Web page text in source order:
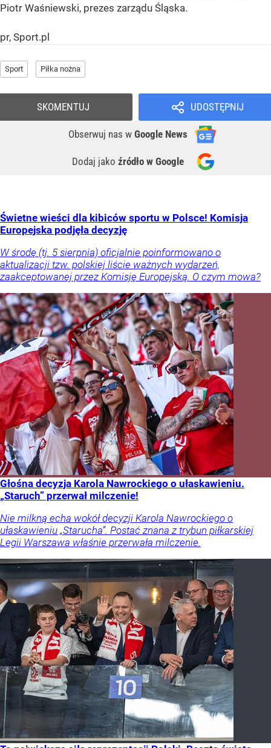
Piotr Waśniewski, prezes zarządu Śląska.
pr, Sport.pl
Sport Piłka nożna
UDOSTĘPNIJ
Obserwuj nas w Google News
Dodaj jako źródło w Google
SKOMENTUJ
Świetne wieści dla kibiców sportu w Polsce! Komisja
Europejska podjęła decyzję
W środę (tj. 5 sierpnia) oficjalnie poinformowano o
aktualizacji tzw. polskiej liście ważnych wydarzeń,
zaakceptowanej przez Komisję Europejską. O czym mowa?
Głośna decyzja Karola Nawrockiego o ułaskawieniu.
„Staruch” przerwał milczenie!
Nie milkną echa wokół decyzji Karola Nawrockiego o
ułaskawieniu „Starucha”. Postać znana z trybun piłkarskiej
Legii Warszawa właśnie przerwała milczenie.